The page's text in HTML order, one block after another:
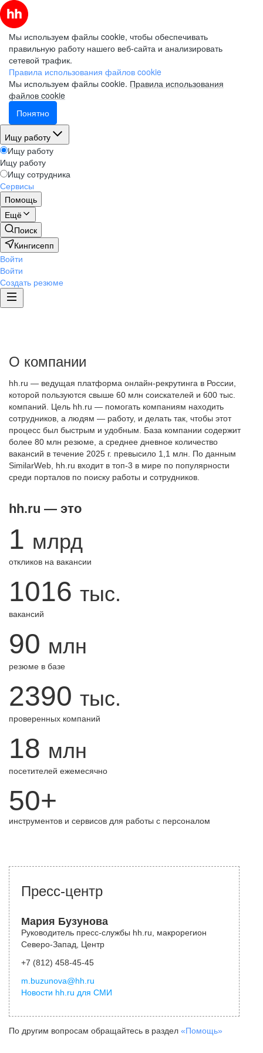
Мы используем файлы cookie, чтобы обеспечивать
правильную работу нашего веб-сайта и анализировать
сетевой трафик.
Правила использования файлов cookie
Мы используем файлы cookie. Правила использования
файлов cookie
Понятно
Ищу работу
Ищу работу
Ищу работу
Ищу сотрудника
Сервисы
Помощь
Ещё
Поиск
Кингисепп
Войти
Войти
Создать резюме
О компании
hh.ru — ведущая платформа онлайн-рекрутинга в России,
которой пользуются свыше 60 млн соискателей и 600 тыс.
компаний. Цель hh.ru — помогать компаниям находить
сотрудников, а людям — работу, и делать так, чтобы этот
процесс был быстрым и удобным. База компании содержит
более 80 млн резюме, а среднее дневное количество
вакансий в течение 2025 г. превысило 1,1 млн. По данным
SimilarWeb, hh.ru входит в топ-3 в мире по популярности
среди порталов по поиску работы и сотрудников.
hh.ru — это
1 млрд
откликов на вакансии
1016 тыс.
вакансий
90 млн
резюме в базе
2390 тыс.
проверенных компаний
18 млн
посетителей ежемесячно
50+
инструментов и сервисов для работы с персоналом
Пресс-центр
Мария Бузунова
Руководитель пресс-службы hh.ru, макрорегион
Северо-Запад, Центр
+7 (812) 458-45-45
m.buzunova@hh.ru
Новости hh.ru для СМИ
По другим вопросам обращайтесь в раздел «Помощь»